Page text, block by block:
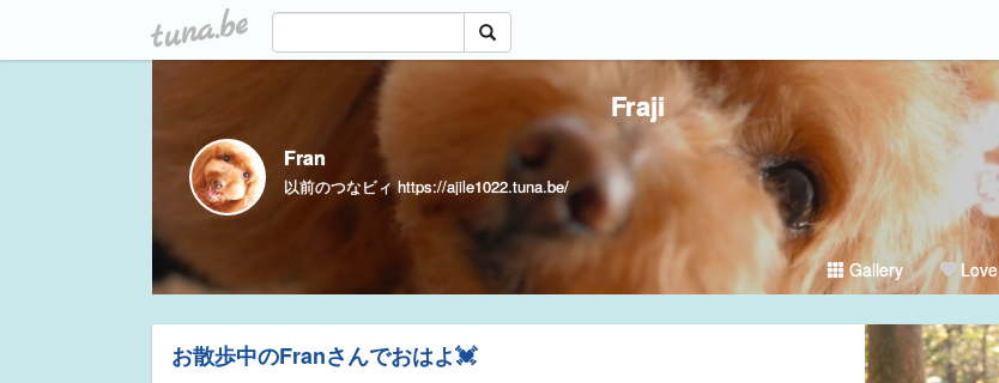
tuna.be
Fraji
Fran
以前のつなビィ https://ajile1022.tuna.be/
Gallery Love
お散歩中のFranさんでおはよ💓